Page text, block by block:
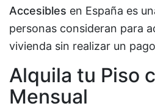
Accesibles en España es
personas consideran para
vivienda sin realizar un
Alquila tu Piso
Mensual